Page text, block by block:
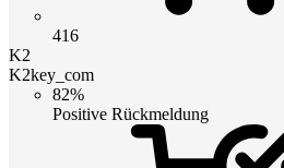
416
K2
K2key_com
82%
Positive Rückmeldung